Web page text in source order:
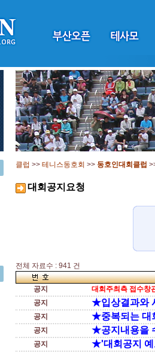
클럽 >> 테니스동호회 >> 동호인대회클럽
대회공지요청
전체 자료수 : 941 건
공지
대회주최측 접수창
공지
★입상결과와
공지 ★중복되는 대
공지 ★공지내용을
공지 ★'대회공지 예